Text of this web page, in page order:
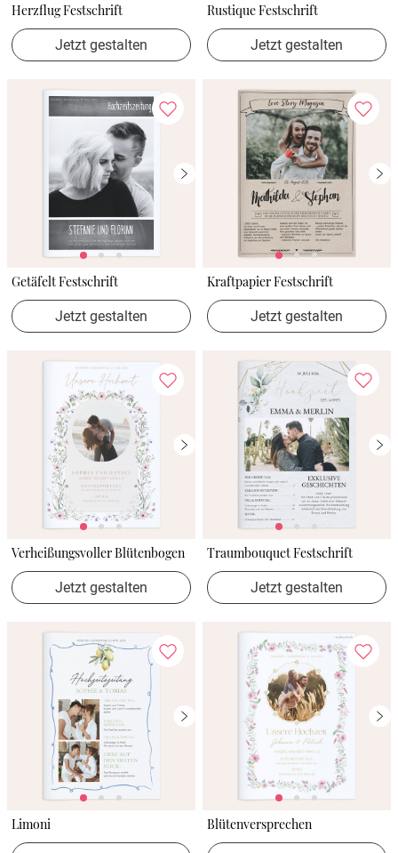
Herzflug Festschrift
Jetzt gestalten
Rustique Festschrift
Jetzt gestalten
Getäfelt Festschrift
Jetzt gestalten
Kraftpapier Festschrift
Jetzt gestalten
Verheißungsvoller Blütenbogen
Jetzt gestalten
Traumbouquet Festschrift
Jetzt gestalten
Limoni Blütenversprechen